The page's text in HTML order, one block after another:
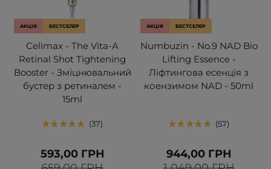
АКЦІЯ БЕСТСЕЛЕР
Celimax - The Vita-A
Retinal Shot Tightening
Booster - Зміцнювальний
бустер з ретиналем -
15ml
37
593,00 ГРН
АКЦІЯ БЕСТСЕЛЕР
Numbuzin - No.9 NAD Bio
Lifting Essence -
Ліфтингова есенція з
коензимом NAD - 50ml
57
944,00 ГРН